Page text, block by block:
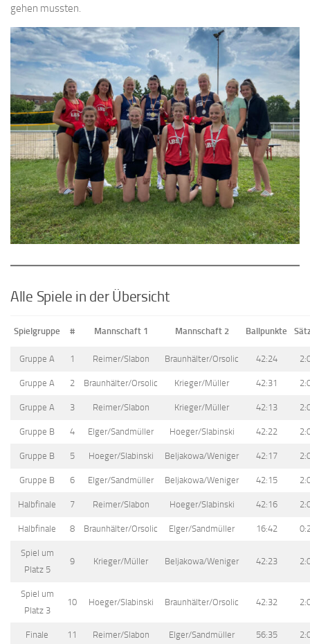
gehen mussten.
Alle Spiele in der Übersicht
Spielgruppe # Mannschaft 1 Mannschaft 2 Ballpunkte
Gruppe A 1 Reimer/Slabon Braunhälter/Orsolic 42:24
Gruppe A 2 Braunhälter/Orsolic Krieger/Müller 42:31
Gruppe A 3 Reimer/Slabon Krieger/Müller 42:13
Gruppe B 4 Elger/Sandmüller Hoeger/Slabinski 42:22
Gruppe B 5 Hoeger/Slabinski Beljakowa/Weniger 42:17
Gruppe B 6 Elger/Sandmüller Beljakowa/Weniger 42:15
Halbfinale 7 Reimer/Slabon Hoeger/Slabinski 42:16
Halbfinale 8 Braunhälter/Orsolic Elger/Sandmüller 16:42
Spiel um
Platz 5
9 Krieger/Müller Beljakowa/Weniger 42:23
Spiel um
Platz 3
10 Hoeger/Slabinski Braunhälter/Orsolic 42:32
Finale 11 Reimer/Slabon Elger/Sandmüller 56:35